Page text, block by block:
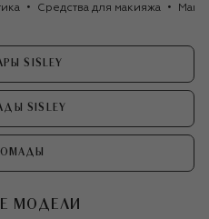
Средства для макияжа
SISLEY
SISLEY
МОДЕЛИ